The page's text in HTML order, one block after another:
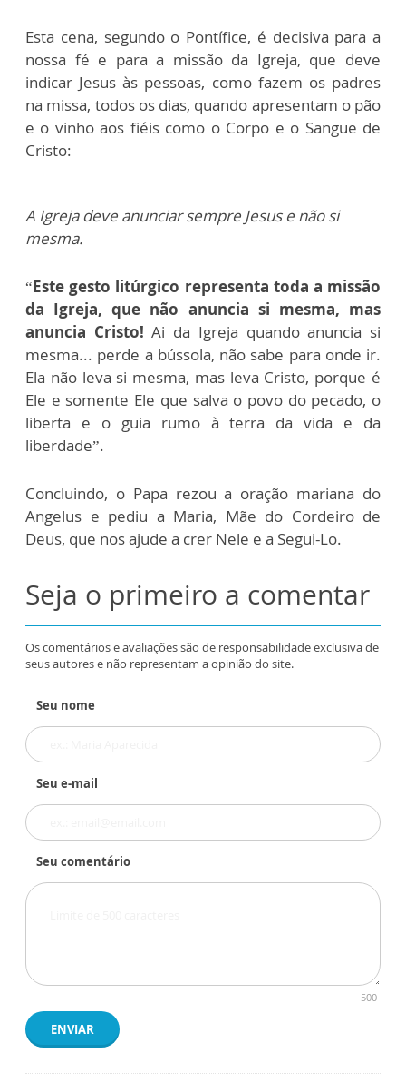
Esta cena, segundo o Pontífice, é decisiva para a
nossa fé e para a missão da Igreja, que deve
indicar Jesus às pessoas, como fazem os padres
na missa, todos os dias, quando apresentam o pão
e o vinho aos fiéis como o Corpo e o Sangue de
Cristo:
A Igreja deve anunciar sempre Jesus e não si
mesma.
“Este gesto litúrgico representa toda a missão
da Igreja, que não anuncia si mesma, mas
anuncia Cristo!Ai da Igreja quando anuncia si
mesma... perde a bússola, não sabe para onde ir.
Ela não leva si mesma, mas leva Cristo, porque é
Ele e somente Ele que salva o povo do pecado, o
liberta e o guia rumo à terra da vida e da
liberdade”.
Concluindo, o Papa rezou a oração mariana do
Angelus e pediu a Maria, Mãe do Cordeiro de
Deus, que nos ajude a crer Nele e a Segui-Lo.
Seja o primeiro a comentar
Os comentários e avaliações são de responsabilidade exclusiva de
seus autores e não representam a opinião do site.
Seu nome
Seu e-mail
Seu comentário
500
ENVIAR